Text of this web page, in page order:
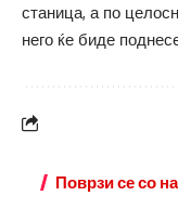
станица, а по
него ќе биде
Поврзи се со